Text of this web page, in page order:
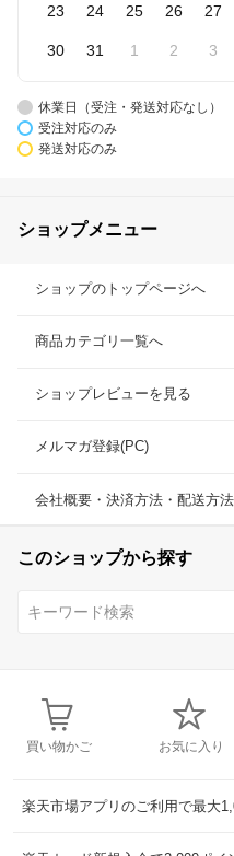
23 24 25 26 27
30 31 1 2 3
休業日（受注・発送対応なし）
受注対応のみ
発送対応のみ
ショップメニュー
ショップのトップページへ
商品カテゴリ一覧へ
ショップレビューを見る
メルマガ登録(PC)
会社概要・決済方法・配送方法
このショップから探す
買い物かご お気に入り
楽天市場アプリのご利用で最大